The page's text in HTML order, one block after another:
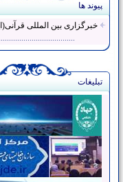
پیوند ها
خبرگزاری بین المللی
تبلیغات